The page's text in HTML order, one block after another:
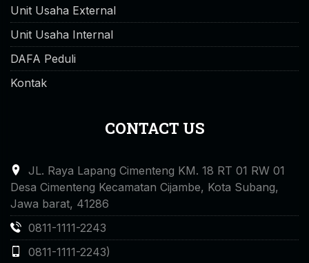
Unit Usaha External
Unit Usaha Internal
DAFA Peduli
Kontak
CONTACT US
JL. Raya Lapang Cimenteng KM. 18 RT 01 RW 01
Desa Cimenteng Kecamatan Cijambe, Kota Subang,
Jawa barat, 41286
0811-1111-2243
0811-1111-2243)